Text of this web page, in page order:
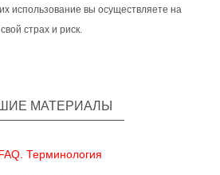
использование вы осуществляете на
свой страх и риск.
МАТЕРИАЛЫ
Терминология